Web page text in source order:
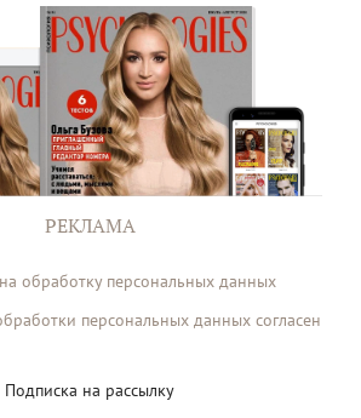
РЕКЛАМА
на обработку персональных данных
персональных данных согласен
Подписка на рассылку